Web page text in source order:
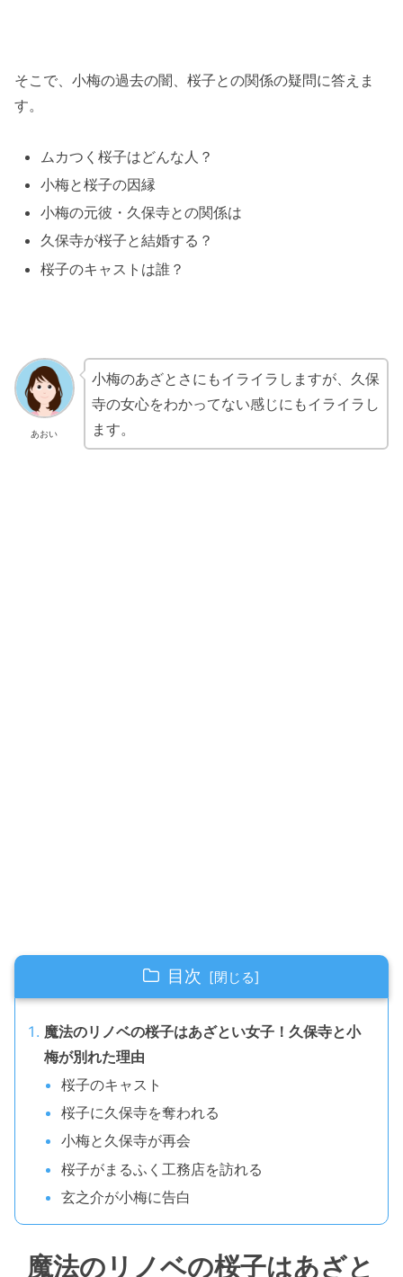
そこで、小梅の過去の闇、桜子との関係の疑問に答えま
す。
ムカつく桜子はどんな人？
小梅と桜子の因縁
小梅の元彼・久保寺との関係は
久保寺が桜子と結婚する？
桜子のキャストは誰？
あおい
小梅のあざとさにもイライラしますが、久保
寺の女心をわかってない感じにもイライラし
ます。
目次
魔法のリノベの桜子はあざとい女子！久保寺と小
梅が別れた理由
桜子のキャスト
桜子に久保寺を奪われる
小梅と久保寺が再会
桜子がまるふく工務店を訪れる
玄之介が小梅に告白
魔法のリノベの桜子はあざと